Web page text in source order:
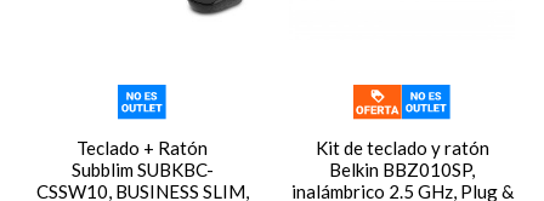
Teclado + Ratón
Subblim SUBKBC-
CSSW10, BUSINESS SLIM,
Kit de teclado y ratón
Belkin BBZ010SP,
inalámbrico 2.5 GHz, Plug &